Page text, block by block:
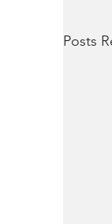
Posts